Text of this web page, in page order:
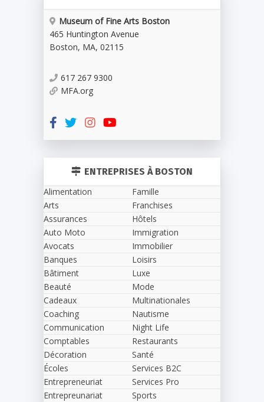
Museum of Fine Arts Boston
465 Huntington Avenue
Boston, MA, 02115
617 267 9300
MFA.org
ENTREPRISES À BOSTON
Alimentation
Arts
Assurances
Auto Moto
Avocats
Banques
Bâtiment
Beauté
Cadeaux
Coaching
Communication
Comptables
Décoration
Écoles
Entrepreneuriat
Entrepreunariat
Famille
Franchises
Hôtels
Immigration
Immobilier
Loisirs
Luxe
Mode
Multinationales
Nautisme
Night Life
Restaurants
Santé
Services B2C
Services Pro
Sports